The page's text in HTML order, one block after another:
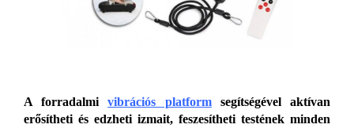
A forradalmivibrációs platformsegítségével aktívan
erősítheti és edzheti izmait, feszesítheti testének minden